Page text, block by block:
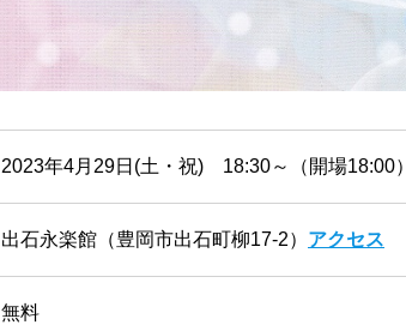
2023年4月29日(土・祝) 18:30～（開場18:00）
出石永楽館（豊岡市出石町柳17-2） アクセス
無料